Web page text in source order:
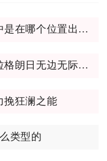
绝地求生卫星房在游戏中是在哪个位置出现的
无尽的拉格朗日如何将拉格朗日无边无际地融入社会发展
挽狂澜之能
类型的